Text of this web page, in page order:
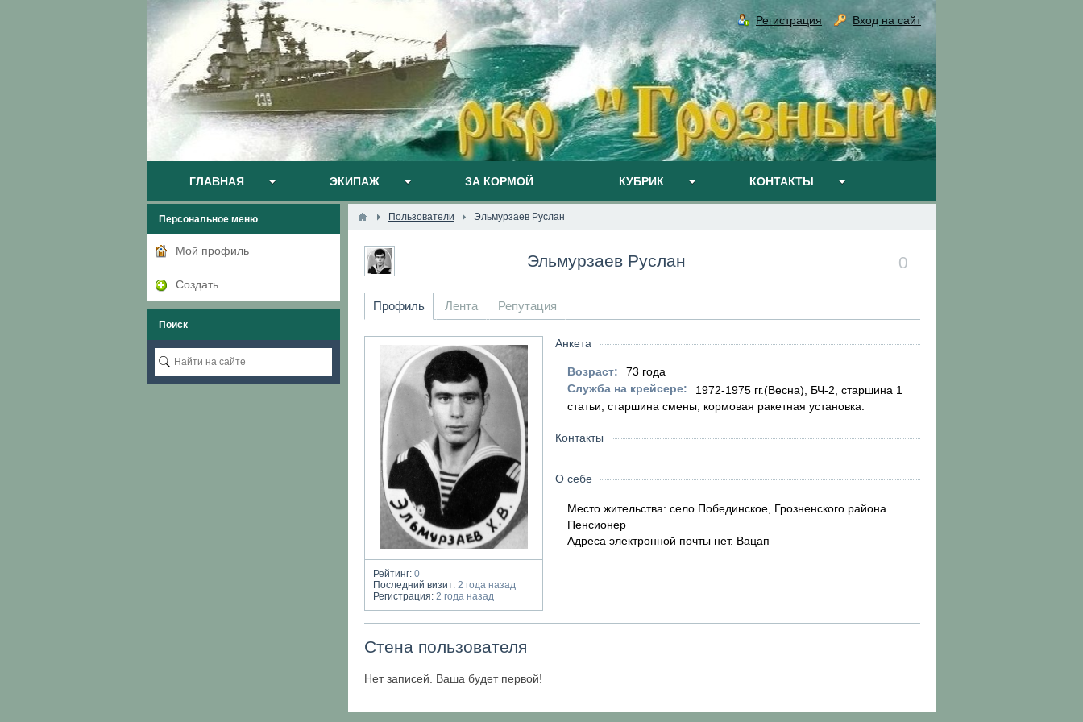
Регистрация Вход на сайт
ГЛАВНАЯ ЭКИПАЖ ЗА КОРМОЙ КУБРИК КОНТАКТЫ
Пользователи Эльмурзаев Руслан
0
Эльмурзаев Руслан
Профиль Лента Репутация
Рейтинг: 0
Последний визит: 2 года назад
Регистрация: 2 года назад
Анкета
Возраст:
73 года
Служба на крейсере:
1972-1975 гг.(Весна), БЧ-2, старшина 1
статьи, старшина смены, кормовая ракетная установка.
Контакты
О себе
Место жительства: село Побединское, Грозненского района
Пенсионер
Адреса электронной почты нет. Вацап
Стена пользователя
Нет записей. Ваша будет первой!
Персональное меню
Мой профиль
Создать
Поиск